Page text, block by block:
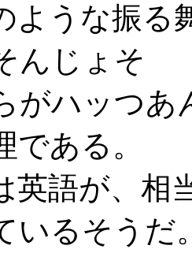
ような振る
んじょそ
がハッつ
である。
英語が、相
いるそうだ